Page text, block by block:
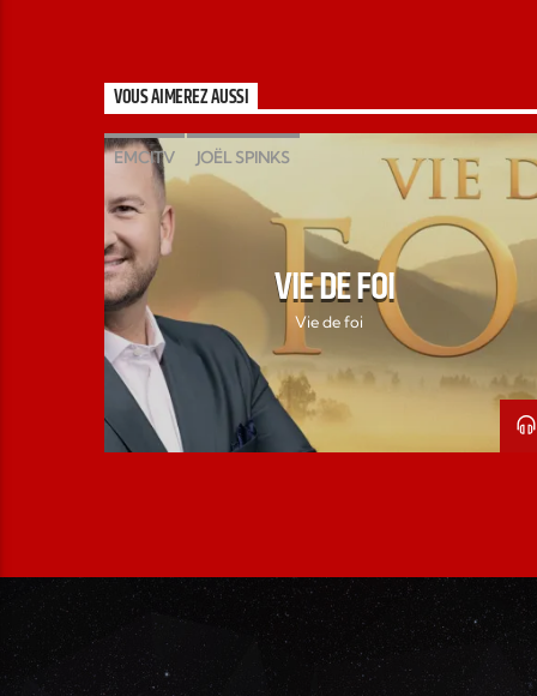
VOUS AIMEREZ AUSSI
EMCITV JOËL SPINKS
MATHILDE GAUDREAU-SPINKS VIE DE FOI
VIE DE FOI
Vie de foi